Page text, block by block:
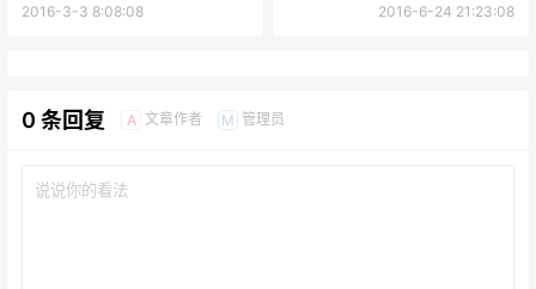
2016-3-3 8:08:08 2016-6-24 21:23:08
0 条回复 A 文章作者 M 管理员